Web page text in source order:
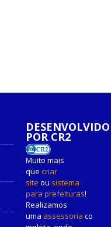
DESENVOLVIDO
POR CR2
Muito mais
que criar
site ou sistema
para prefeituras!
Realizamos
uma assessoria co